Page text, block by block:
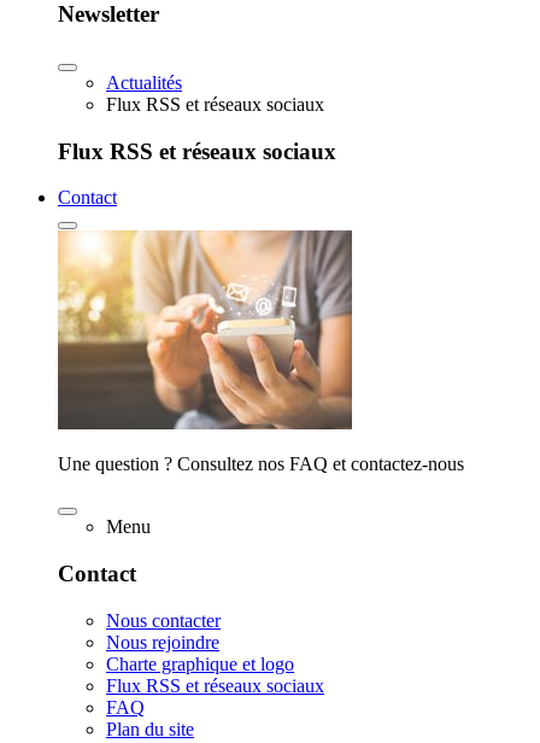
Newsletter
Actualités
Flux RSS et réseaux sociaux
Flux RSS et réseaux sociaux
Contact
Une question ? Consultez nos FAQ et contactez-nous
Menu
Contact
Nous contacter
Nous rejoindre
Charte graphique et logo
Flux RSS et réseaux sociaux
FAQ
Plan du site